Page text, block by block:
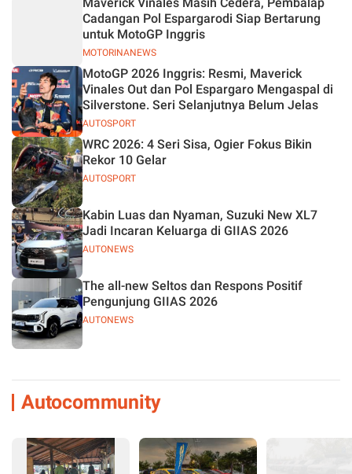
MOTORINANEWS
Cadangan Pol Espargarodi Siap Bertarung
untuk MotoGP Inggris
AUTOSPORT
MotoGP 2026 Inggris: Resmi, Maverick
Vinales Out dan Pol Espargaro Mengaspal di
Silverstone. Seri Selanjutnya Belum Jelas
AUTOSPORT
WRC 2026: 4 Seri Sisa, Ogier Fokus Bikin
Rekor 10 Gelar
AUTONEWS
Kabin Luas dan Nyaman, Suzuki New XL7
Jadi Incaran Keluarga di GIIAS 2026
AUTONEWS
The all-new Seltos dan Respons Positif
Pengunjung GIIAS 2026
Autocommunity